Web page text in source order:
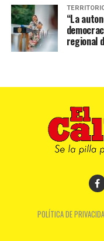
“La
regional
POLÍTICA DE